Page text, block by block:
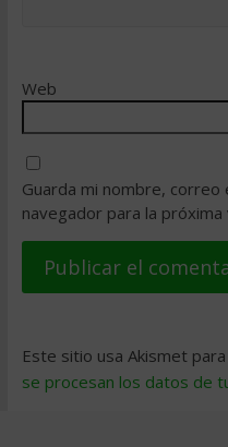
Web
Guarda mi nombre,
navegador para la
Este sitio usa Akismet
se procesan los datos de